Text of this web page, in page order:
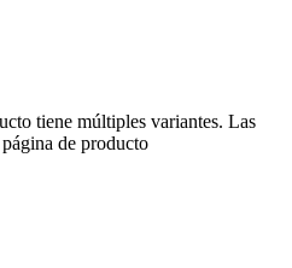
tiene múltiples variantes. Las
de producto